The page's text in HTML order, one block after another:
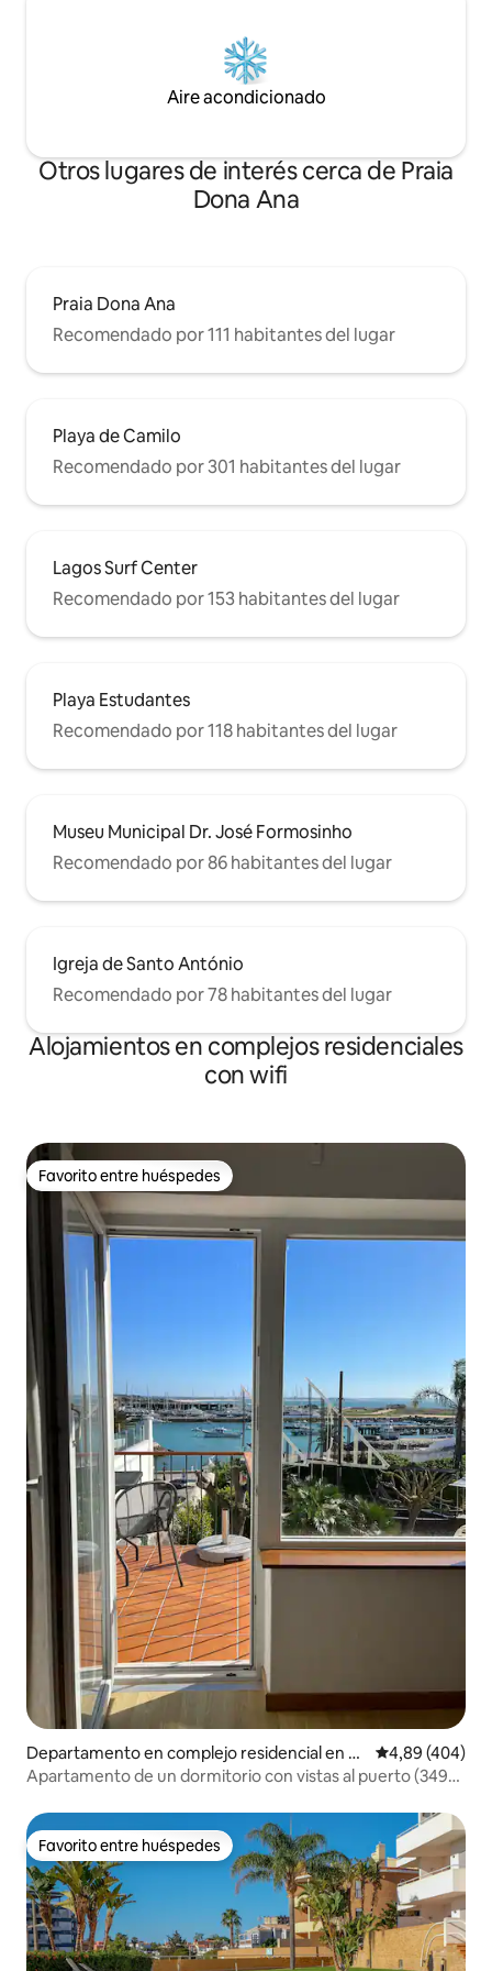
Aire acondicionado
Otros lugares de interés cerca de Praia
Dona Ana
Praia Dona Ana
Recomendado por 111 habitantes del lugar
Playa de Camilo
Recomendado por 301 habitantes del lugar
Lagos Surf Center
Recomendado por 153 habitantes del lugar
Playa Estudantes
Recomendado por 118 habitantes del lugar
Museu Municipal Dr. José Formosinho
Recomendado por 86 habitantes del lugar
Igreja de Santo António
Recomendado por 78 habitantes del lugar
Alojamientos en complejos residenciales
con wifi
Favorito entre huéspedes
Favorito entre huéspedes
Departamento en complejo residencial en La
gos
Calificación
4,89 (404)
Apartamento de un dormitorio con vistas al puerto (3495-
Favorito entre huéspedes
Favorito entre huéspedes